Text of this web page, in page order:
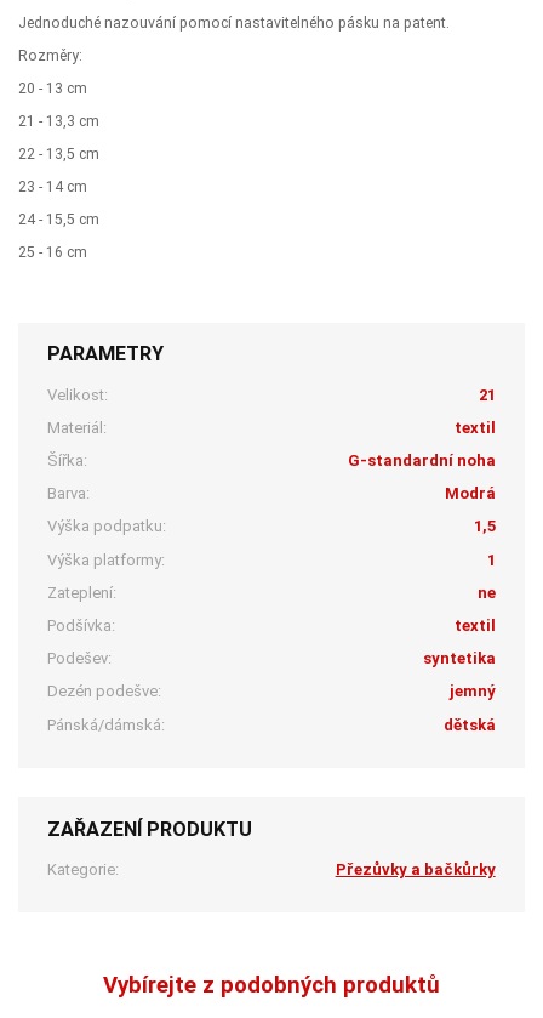
Jednoduché nazouvání pomocí nastavitelného pásku na patent.
Rozměry:
20 - 13 cm
21 - 13,3 cm
22 - 13,5 cm
23 - 14 cm
24 - 15,5 cm
25 - 16 cm
PARAMETRY
Velikost:
21
Materiál:
textil
Šířka:
G-standardní noha
Barva:
Modrá
Výška podpatku:
1,5
Výška platformy:
1
Zateplení:
ne
Podšívka:
textil
Podešev:
syntetika
Dezén podešve:
jemný
Pánská/dámská:
dětská
ZAŘAZENÍ PRODUKTU
Kategorie: Přezůvky a bačkůrky
Vybírejte z podobných produktů